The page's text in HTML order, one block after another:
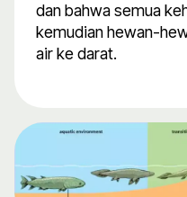
dan bahwa semua
kemudian hewan-
air ke darat.